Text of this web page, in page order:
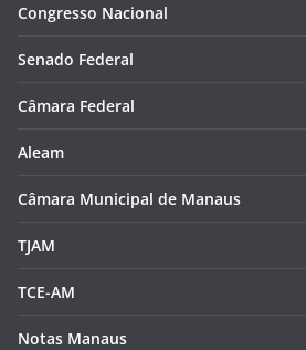
Congresso Nacional
Senado Federal
Câmara Federal
Aleam
Câmara Municipal de Manaus
TJAM
TCE-AM
Notas Manaus